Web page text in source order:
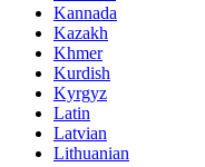
Kannada
Kazakh
Khmer
Kurdish
Kyrgyz
Latin
Latvian
Lithuanian